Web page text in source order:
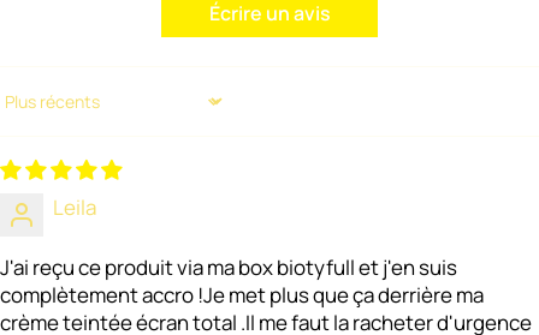
Écrire un avis
Sort by
Leila
J'ai reçu ce produit via ma box biotyfull et j'en suis
complètement accro !Je met plus que ça derrière ma
crème teintée écran total .Il me faut la racheter d'urgence